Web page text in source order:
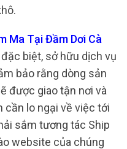
Ma Tại Đầm Dơi Cà
biệt, sở hữu dịch vụ
bảo rằng dòng sản
được giao tận nơi và
cần lo ngại về việc tới
sắm tương tác Ship
website của chúng